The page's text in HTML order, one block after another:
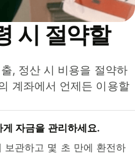
시 절약할
, 정산 시 비용을 절약하
계좌에서 언제든 이용할
자금을 관리하세요.
보관하고 몇 초 만에 환전하